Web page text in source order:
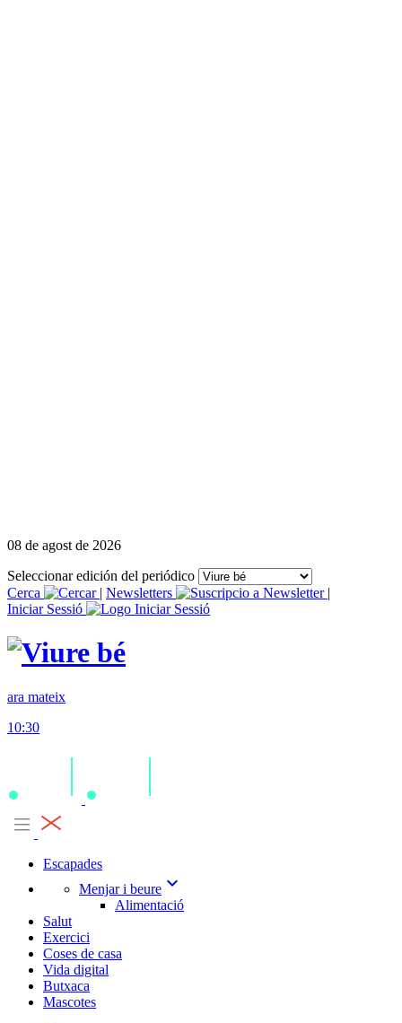
08 de agost de 2026
Seleccionar edición del periódico
Cerca
| Newsletters
|
Iniciar Sessió
ara mateix
10:30
Escapades
Menjar i beure expand_more
Alimentació
Salut
Exercici
Coses de casa
Vida digital
Butxaca
Mascotes